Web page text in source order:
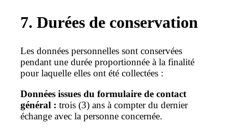
7. Durées de conservation
Les données personnelles sont conservées
pendant une durée proportionnée à la finalité
pour laquelle elles ont été collectées :
Données issues du formulaire de contact
général : trois (3) ans à compter du dernier
échange avec la personne concernée.